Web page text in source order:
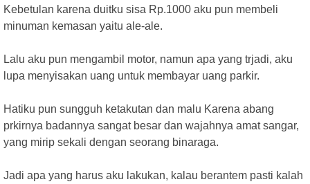
Kebetulan karena duitku sisa Rp.1000 aku pun membeli
minuman kemasan yaitu ale-ale.
Lalu aku pun mengambil motor, namun apa yang trjadi, aku
lupa menyisakan uang untuk membayar uang parkir.
Hatiku pun sungguh ketakutan dan malu Karena abang
prkirnya badannya sangat besar dan wajahnya amat sangar,
yang mirip sekali dengan seorang binaraga.
Jadi apa yang harus aku lakukan, kalau berantem pasti kalah